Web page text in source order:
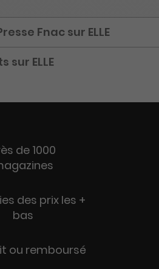
Fnac sur ELLE
sur ELLE
de 1000
des prix les +
bas
ou remboursé